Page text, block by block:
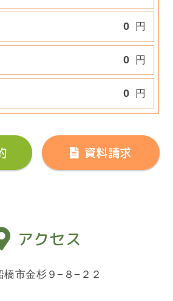
0 円
0 円
0 円
資料請求
アクセス
橋市金杉９−８−２２